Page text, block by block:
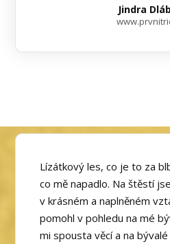
Jindra
Lízátkový les, co je to za
co mě napadlo. Na štěstí
v krásném a naplněném
pomohl v pohledu na mé
mi spousta věcí a na